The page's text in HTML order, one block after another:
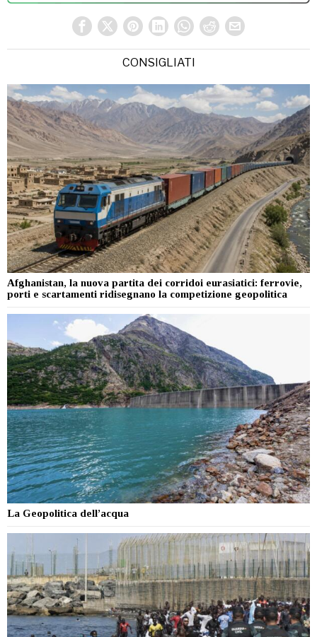
CONSIGLIATI
Afghanistan, la nuova partita dei corridoi eurasiatici: ferrovie,
porti e scartamenti ridisegnano la competizione geopolitica
La Geopolitica dell’acqua